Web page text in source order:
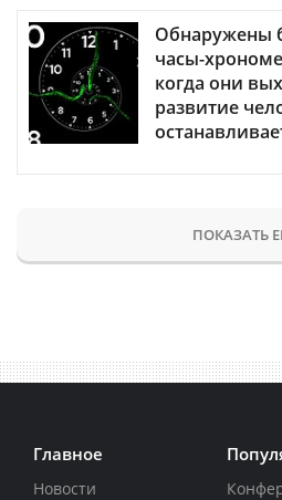
Обнаружены
часы-
когда они
развитие
ПОКАЗАТЬ
Главное
Новости